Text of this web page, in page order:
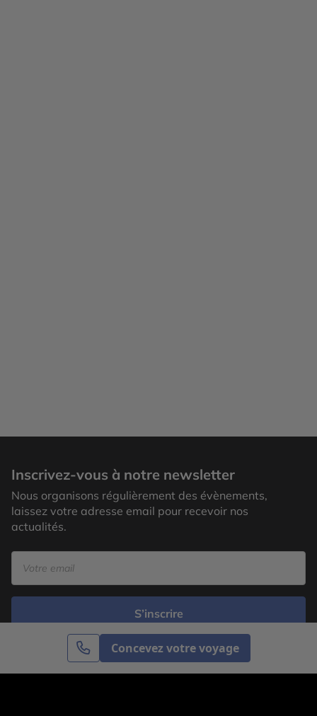
Concevez votre voyage
Inscrivez-vous à notre newsletter
Nous organisons régulièrement des évènements,
laissez votre adresse email pour recevoir nos
actualités.
S’inscrire